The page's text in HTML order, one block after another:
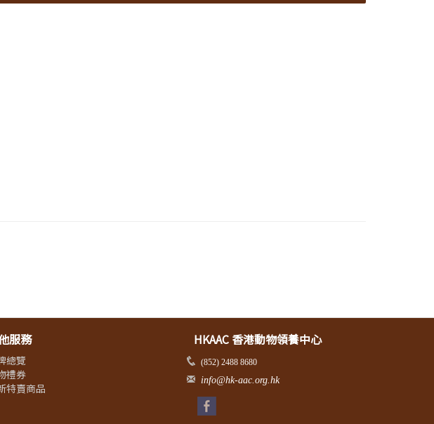
服務
總覽
禮券
特賣商品
HKAAC 香港動物領養中心
(852) 2488 8680
info@hk-aac.org.hk